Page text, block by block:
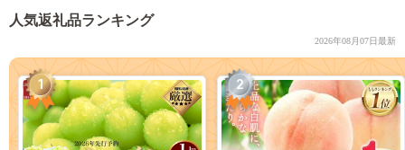
人気返礼品ランキング
2026年08月07日最新
1 2